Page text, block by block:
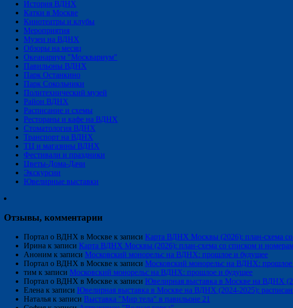
История ВДНХ
Катки в Москве
Кинотеатры и клубы
Мероприятия
Музеи на ВДНХ
Обзоры на месяц
Океанариум "Москвариум"
Павильоны ВДНХ
Парк Останкино
Парк Сокольники
Политехнический музей
Район ВДНХ
Расписание и схемы
Рестораны и кафе на ВДНХ
Стоматология ВДНХ
Транспорт на ВДНХ
ТЦ и магазины ВДНХ
Фестивали и праздники
Цветы-Дома-Дачи
Экскурсии
Ювелирные выставки
Отзывы, комментарии
Портал о ВДНХ в Москве к записи Карта ВДНХ Москвы (2026): план-схема
Ирина к записи Карта ВДНХ Москвы (2026): план-схема со списком и
Аноним к записи Московский монорельс на ВДНХ: прошлое и будущее
Портал о ВДНХ в Москве к записи Московский монорельс на ВДНХ: прошлое
тим к записи Московский монорельс на ВДНХ: прошлое и будущее
Портал о ВДНХ в Москве к записи Ювелирная выставка в Москве на ВДНХ
Елена к записи Ювелирная выставка в Москве на ВДНХ (2024-2025):
Наталья к записи Выставка "Мир тела" в павильоне 21